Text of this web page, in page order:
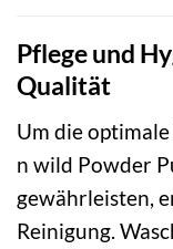
Pflege und
Qualität
Um die
n wild Powder
gewährleisten,
Reinigung.